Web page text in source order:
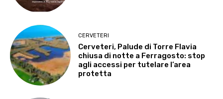
CERVETERI
Cerveteri, Palude di Torre Flavia
chiusa di notte a Ferragosto: stop
agli accessi per tutelare l’area
protetta